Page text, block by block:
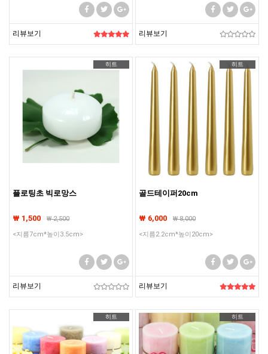
리뷰보기 리뷰보기
히트
플로팅초 빅로망스
₩ 1,500 ₩2,500
<지름7cm*높이3.5cm>
리뷰보기
히트
골드테이퍼20cm
₩ 6,000 ₩8,000
<지름2.2cm*높이20cm>
리뷰보기
히트 히트